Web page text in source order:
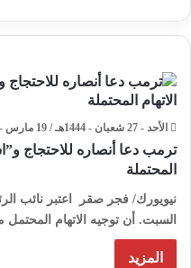
الأحد - 27 شعبان - 1444هـ / 19 مارس - 2023م / 9:13 مساءً
ترمب دعا أنصاره للاحتجاج
المحتملة
نيويورك/ فجر صقر اعتبر نائب
السبت. أن توجيه الاتهام
المزيد